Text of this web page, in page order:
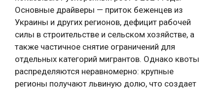
Основные драйверы — приток беженцев из
Украины и других регионов, дефицит рабочей
силы в строительстве и сельском хозяйстве, а
также частичное снятие ограничений для
отдельных категорий мигрантов. Однако квоты
распределяются неравномерно: крупные
регионы получают львиную долю, что создает